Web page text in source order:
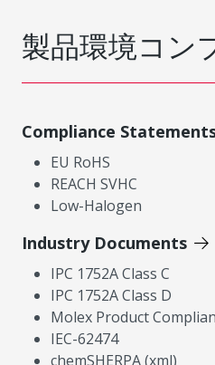
製品環境コン
Compliance
EU RoHS
REACH SVHC
Low-Halogen
Industry Documents
IPC 1752A Class C
IPC 1752A Class D
Molex Product
IEC-62474
chemSHERPA (xml)